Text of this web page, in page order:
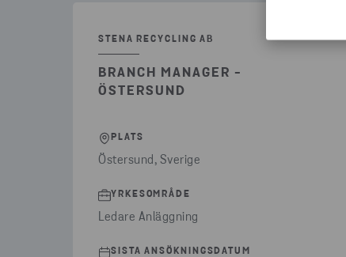
STENA RECYCLING AB
BRANCH MANAGER -
ÖSTERSUND
PLATS
Östersund, Sverige
YRKESOMRÅDE
Ledare Anläggning
SISTA ANSÖKNINGSDATUM